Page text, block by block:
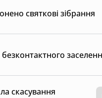
святкові зібрання
скасування